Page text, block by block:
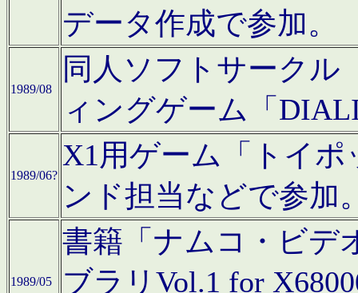
データ作成で参加。
1989/08
同人ソフトサークル
ィングゲーム「
1989/06?
X1用ゲーム「トイ
ンド担当などで参加
1989/05
書籍「ナムコ・ビデ
ブラリVol.1 for